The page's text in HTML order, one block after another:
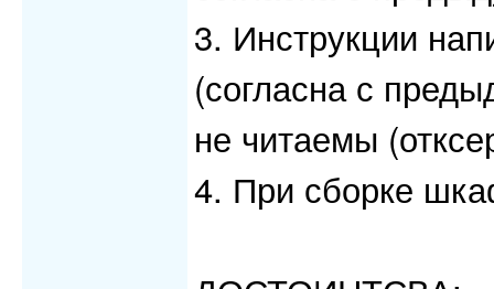
3. Инструкции
(согласна с
не читаемы
4. При сборке